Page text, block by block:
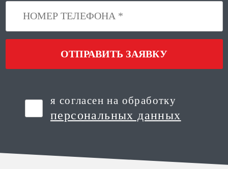
ОТПРАВИТЬ ЗАЯВКУ
я согласен на обработку
персональных данных